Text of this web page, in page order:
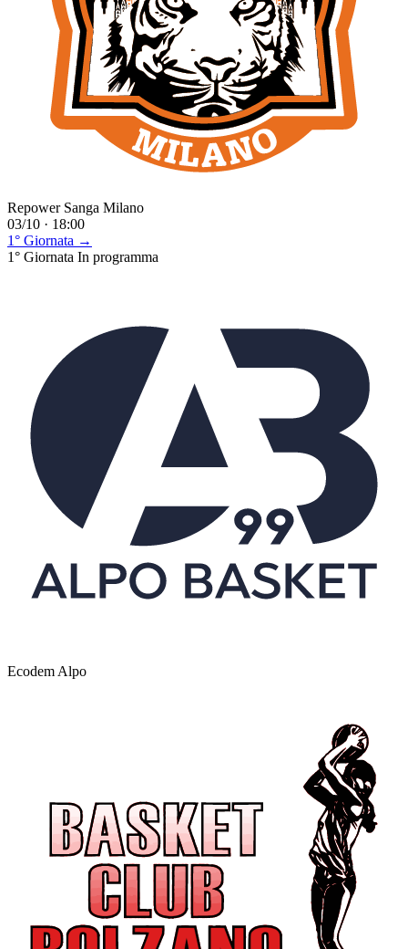
Repower Sanga Milano
03/10 · 18:00
1° Giornata →
1° Giornata In programma
Ecodem Alpo